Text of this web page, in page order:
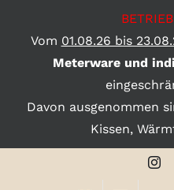
Vom 01.08.26 bis
Meterware und
Davon ausgenommen
Kissen,